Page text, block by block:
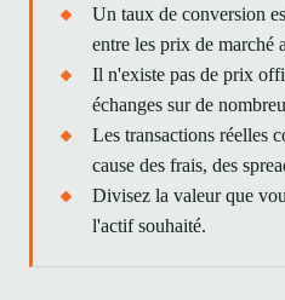
Un taux de conversion
entre les prix de marché
Il n'existe pas de prix
échanges sur de
Les transactions réelles
cause des frais, des
Divisez la valeur que
l'actif souhaité.